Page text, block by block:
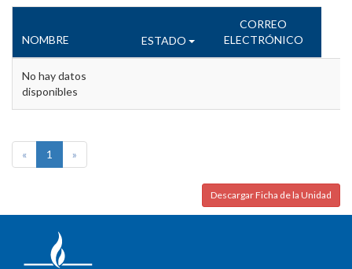
NOMBRE ESTADO
CORREO
ELECTRÓNICO
No hay datos
disponibles
« 1 »
Descargar Ficha de la Unidad